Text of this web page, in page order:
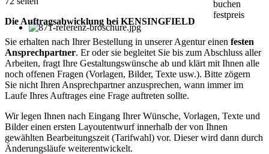
Die Auftragsabwicklung bei KENSINGFIELD
Sie erhalten nach Ihrer Bestellung in unserer Agentur einen festen
Ansprechpartner. Er oder sie begleitet Sie bis zum Abschluss aller
Arbeiten, fragt Ihre Gestaltungswünsche ab und klärt mit Ihnen alle
noch offenen Fragen (Vorlagen, Bilder, Texte usw.). Bitte zögern
Sie nicht Ihren Ansprechpartner anzusprechen, wann immer im
Laufe Ihres Auftrages eine Frage auftreten sollte.
Wir legen Ihnen nach Eingang Ihrer Wünsche, Vorlagen, Texte und
Bilder einen ersten Layoutentwurf innerhalb der von Ihnen
gewählten Bearbeitungszeit (Tarifwahl) vor. Dieser wird dann durch
Änderungsläufe weiterentwickelt.